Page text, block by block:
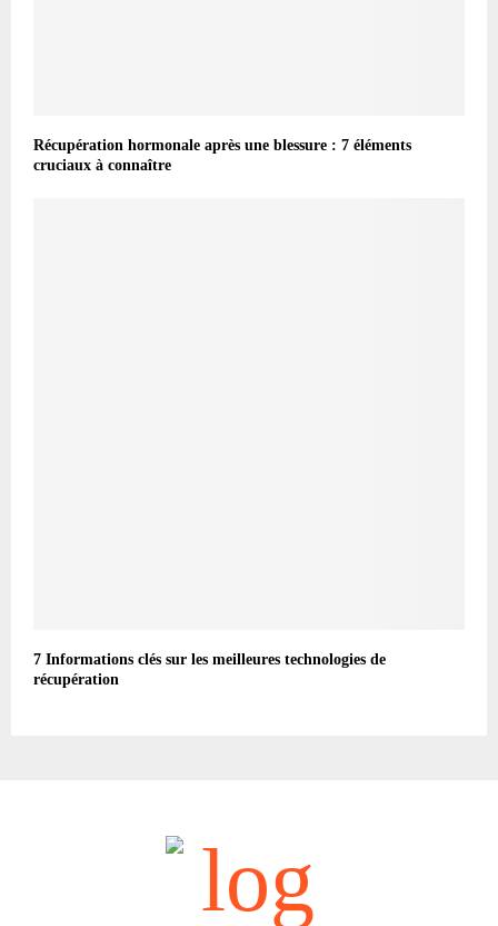
Récupération hormonale après une blessure : 7 éléments
cruciaux à connaître
7 Informations clés sur les meilleures technologies de
récupération